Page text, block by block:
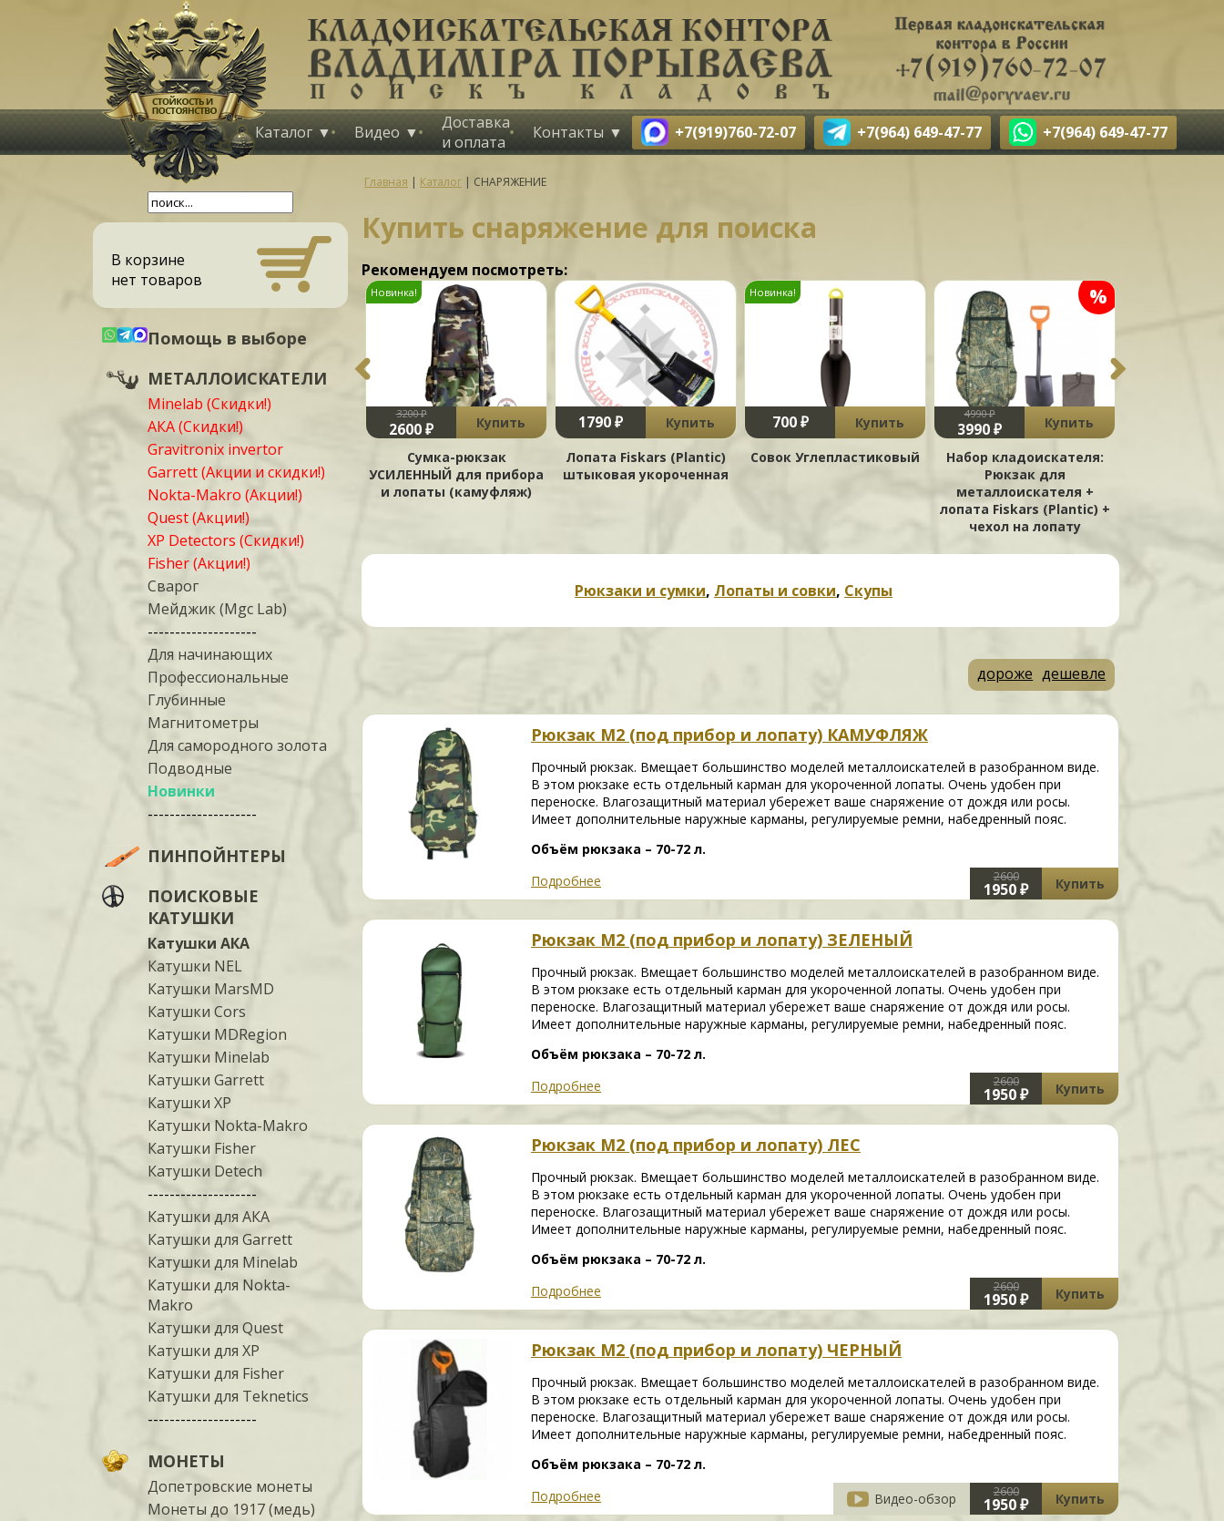
Каталог Видео
Доставка
и оплата
Контакты +7(919)760-72-07 +7(964) 649-47-77 +7(964) 649-47-77
В корзине
нет товаров
Помощь в выборе
МЕТАЛЛОИСКАТЕЛИ
Minelab (Скидки!)
АКА (Скидки!)
Gravitronix invertor
Garrett (Акции и скидки!)
Nokta-Makro (Акции!)
Quest (Акции!)
XP Detectors (Скидки!)
Fisher (Акции!)
Сварог
Мейджик (Mgc Lab)
--------------------
Для начинающих
Профессиональные
Глубинные
Магнитометры
Для самородного золота
Подводные
Новинки
--------------------
ПИНПОЙНТЕРЫ
ПОИСКОВЫЕ
КАТУШКИ
Катушки АКА
Катушки NEL
Катушки MarsMD
Катушки Cors
Катушки MDRegion
Катушки Minelab
Катушки Garrett
Катушки XP
Катушки Nokta-Makro
Катушки Fisher
Катушки Detech
--------------------
Катушки для АКА
Катушки для Garrett
Катушки для Minelab
Катушки для Nokta-
Makro
Катушки для Quest
Катушки для XP
Катушки для Fisher
Катушки для Teknetics
--------------------
МОНЕТЫ
Допетровские монеты
Монеты до 1917 (медь)
Главная | Каталог | СНАРЯЖЕНИЕ
Купить снаряжение для поиска
Рекомендуем посмотреть:
М2 (под прибор и
3600 ₽
2600 ₽
Сумка-рюкзак для
переноски и хранения
металлоискателей
Новинка!
3200 ₽
2600 ₽
Купить
Сумка-рюкзак
УСИЛЕННЫЙ для прибора
и лопаты (камуфляж)
1790 ₽
Купить
Лопата Fiskars (Plantic)
штыковая укороченная
Новинка!
700 ₽
Купить
Совок Углепластиковый
%
4990 ₽
3990 ₽
Купить
Набор кладоискателя:
Рюкзак для
металлоискателя +
лопата Fiskars (Plantic) +
чехол на лопату
Рюкзаки и сумки, Лопаты и совки, Скупы
дороже дешевле
Рюкзак М2 (под прибор и лопату) КАМУФЛЯЖ
Прочный рюкзак. Вмещает большинство моделей металлоискателей в разобранном виде.
В этом рюкзаке есть отдельный карман для укороченной лопаты. Очень удобен при
переноске. Влагозащитный материал убережет ваше снаряжение от дождя или росы.
Имеет дополнительные наружные карманы, регулируемые ремни, набедренный пояс.
Объём рюкзака – 70-72 л.
Подробнее
2600
1950 ₽ Купить
Рюкзак М2 (под прибор и лопату) ЗЕЛЕНЫЙ
Прочный рюкзак. Вмещает большинство моделей металлоискателей в разобранном виде.
В этом рюкзаке есть отдельный карман для укороченной лопаты. Очень удобен при
переноске. Влагозащитный материал убережет ваше снаряжение от дождя или росы.
Имеет дополнительные наружные карманы, регулируемые ремни, набедренный пояс.
Объём рюкзака – 70-72 л.
Подробнее
2600
1950 ₽ Купить
Рюкзак М2 (под прибор и лопату) ЛЕС
Прочный рюкзак. Вмещает большинство моделей металлоискателей в разобранном виде.
В этом рюкзаке есть отдельный карман для укороченной лопаты. Очень удобен при
переноске. Влагозащитный материал убережет ваше снаряжение от дождя или росы.
Имеет дополнительные наружные карманы, регулируемые ремни, набедренный пояс.
Объём рюкзака – 70-72 л.
Подробнее
2600
1950 ₽ Купить
Рюкзак М2 (под прибор и лопату) ЧЕРНЫЙ
Прочный рюкзак. Вмещает большинство моделей металлоискателей в разобранном виде.
В этом рюкзаке есть отдельный карман для укороченной лопаты. Очень удобен при
переноске. Влагозащитный материал убережет ваше снаряжение от дождя или росы.
Имеет дополнительные наружные карманы, регулируемые ремни, набедренный пояс.
Объём рюкзака – 70-72 л.
Подробнее
Видео-обзор 2600
1950 ₽ Купить